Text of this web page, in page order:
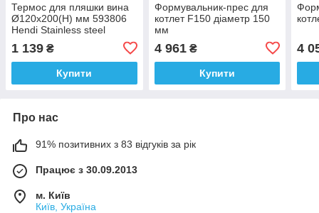
Термос для пляшки вина
Ø120x200(H) мм 593806
Hendi Stainless steel
1 139 ₴
Купити
Формувальник-прес для
котлет F150 діаметр 150
мм
4 961₴
Купити
4
Про нас
91% позитивних з 83 відгуків за рік
Працює з 30.09.2013
м. Київ
Київ, Україна